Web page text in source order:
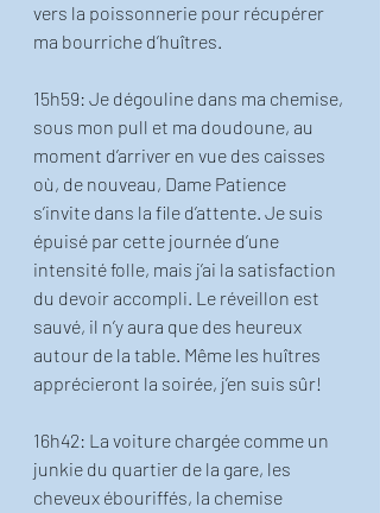
vers la poissonnerie pour récupérer
ma bourriche d’huîtres.
15h59: Je dégouline dans ma chemise,
sous mon pull et ma doudoune, au
moment d’arriver en vue des caisses
où, de nouveau, Dame Patience
s’invite dans la file d’attente. Je suis
épuisé par cette journée d’une
intensité folle, mais j’ai la satisfaction
du devoir accompli. Le réveillon est
sauvé, il n’y aura que des heureux
autour de la table. Même les huîtres
apprécieront la soirée, j’en suis sûr!
16h42: La voiture chargée comme un
junkie du quartier de la gare, les
cheveux ébouriffés, la chemise